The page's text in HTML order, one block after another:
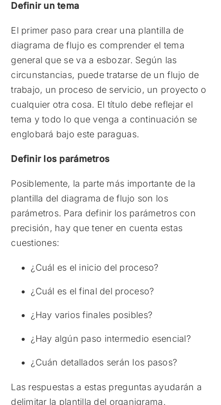
Definir un tema
El primer paso para crear una plantilla de
diagrama de flujo es comprender el tema
general que se va a esbozar. Según las
circunstancias, puede tratarse de un flujo de
trabajo, un proceso de servicio, un proyecto o
cualquier otra cosa. El título debe reflejar el
tema y todo lo que venga a continuación se
englobará bajo este paraguas.
Definir los parámetros
Posiblemente, la parte más importante de la
plantilla del diagrama de flujo son los
parámetros. Para definir los parámetros con
precisión, hay que tener en cuenta estas
cuestiones:
¿Cuál es el inicio del proceso?
¿Cuál es el final del proceso?
¿Hay varios finales posibles?
¿Hay algún paso intermedio esencial?
¿Cuán detallados serán los pasos?
Las respuestas a estas preguntas ayudarán a
delimitar la plantilla del organigrama.